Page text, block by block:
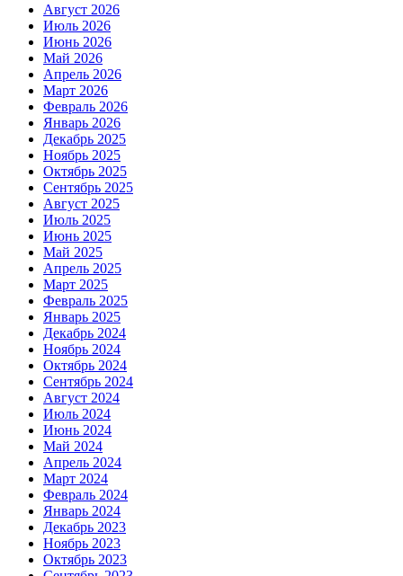
Август 2026
Июль 2026
Июнь 2026
Май 2026
Апрель 2026
Март 2026
Февраль 2026
Январь 2026
Декабрь 2025
Ноябрь 2025
Октябрь 2025
Сентябрь 2025
Август 2025
Июль 2025
Июнь 2025
Май 2025
Апрель 2025
Март 2025
Февраль 2025
Январь 2025
Декабрь 2024
Ноябрь 2024
Октябрь 2024
Сентябрь 2024
Август 2024
Июль 2024
Июнь 2024
Май 2024
Апрель 2024
Март 2024
Февраль 2024
Январь 2024
Декабрь 2023
Ноябрь 2023
Октябрь 2023